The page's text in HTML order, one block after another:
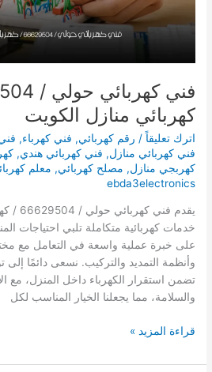
كهربائي منازل الكويت
اترك تعليقاً / رقم كهربائي, فني كهرباء,
فني كهربائي منازل, فني كهربائي هندي,
كهربجي منازل, مصلح كهربائي, معلم
ebda3electronics
يقدم
خدمات كهربائية متكاملة تلبي احتياجات
على خبرة عملية واسعة في التعامل مع
وأنظمة التمديد والتركيب. نسعى دائمًا
تضمن استقرار الكهرباء داخل المنزل، مع
والسلامة، مما يجعلنا الخيار المناسب لكل
فني
حولي
قراءة المزيد »